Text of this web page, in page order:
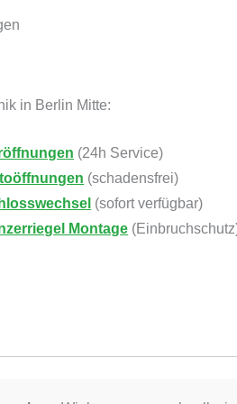
in Berlin Mitte:
(24h Service)
(schadensfrei)
(sofort verfügbar)
Montage